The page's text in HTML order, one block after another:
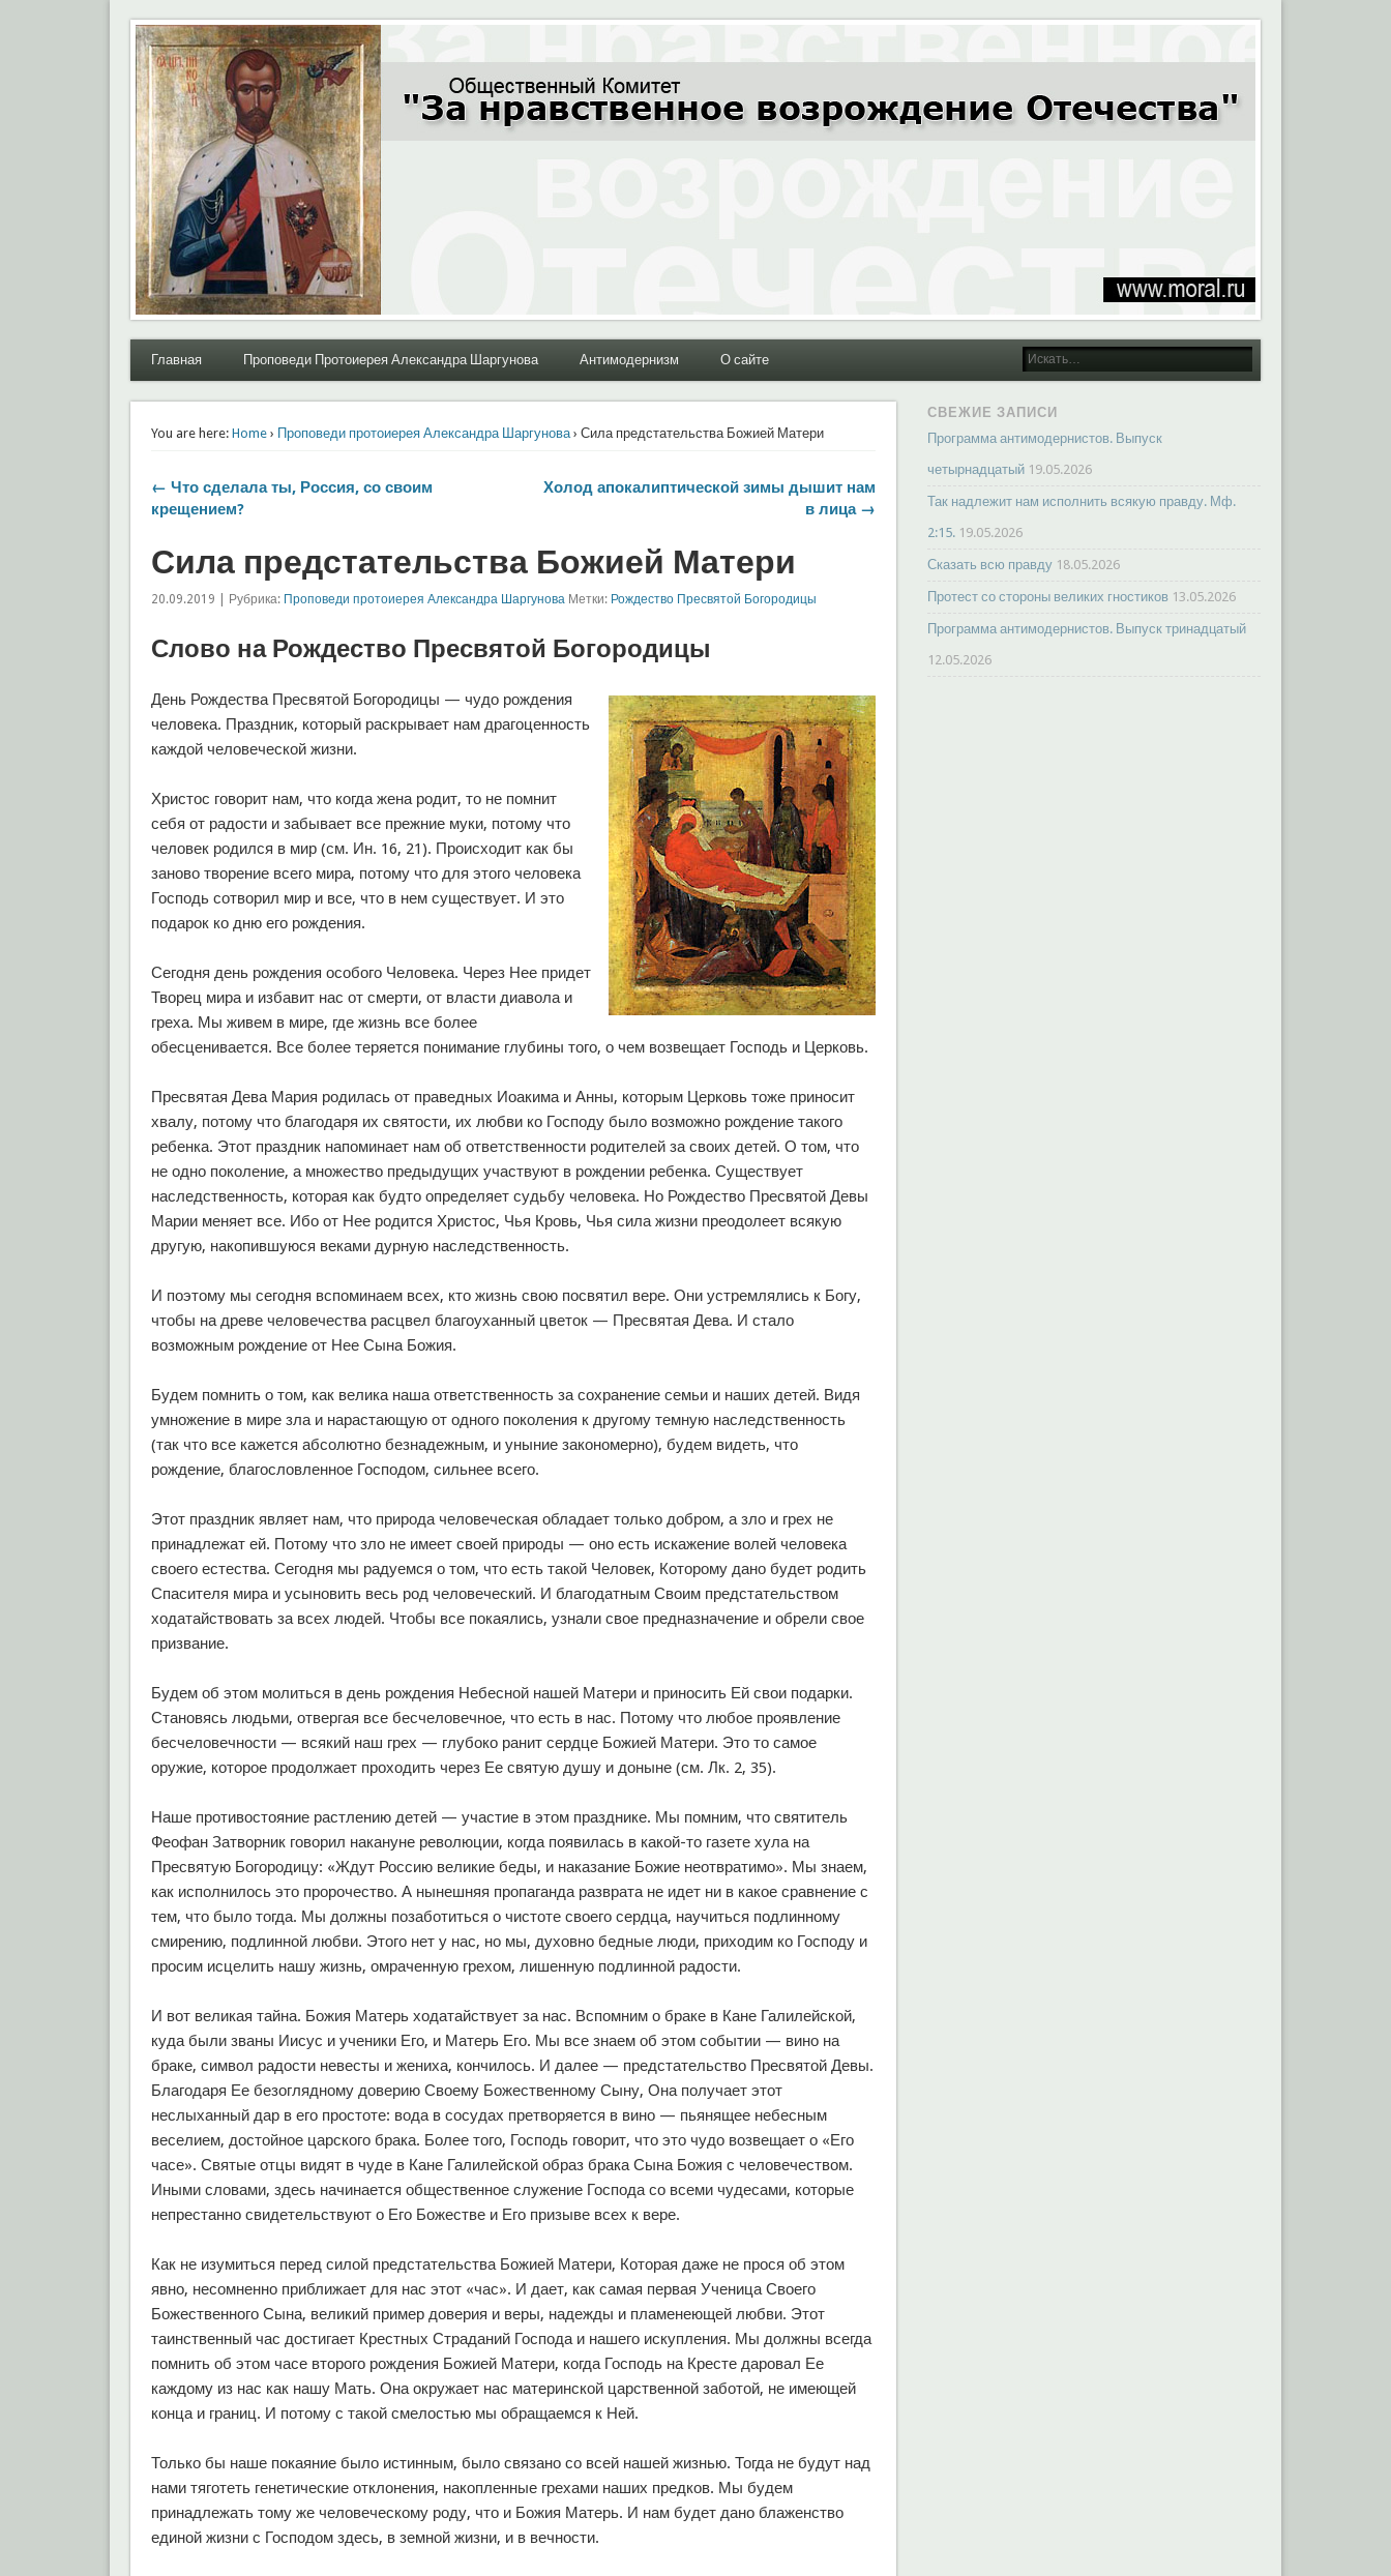
Moral.Ru
Общественный Комитет "За нравственное возрождение Отечества"
Главная Проповеди Протоиерея Александра Шаргунова Антимодернизм О сайте
You are here: Home› Проповеди протоиерея Александра Шаргунова› Сила предстательства Божией Матери
← Что сделала ты, Россия, со своим
крещением?
Холод апокалиптической зимы дышит нам
в лица →
Сила предстательства Божией Матери
20.09.2019 | Рубрика: Проповеди протоиерея Александра ШаргуноваМетки: Рождество Пресвятой Богородицы
Слово на Рождество Пресвятой Богородицы
День Рождества Пресвятой Богородицы — чудо рождения
человека. Праздник, который раскрывает нам драгоценность
каждой человеческой жизни.
Христос говорит нам, что когда жена родит, то не помнит
себя от радости и забывает все прежние муки, потому что
человек родился в мир (см. Ин. 16, 21). Происходит как бы
заново творение всего мира, потому что для этого человека
Господь сотворил мир и все, что в нем существует. И это
подарок ко дню его рождения.
Сегодня день рождения особого Человека. Через Нее придет
Творец мира и избавит нас от смерти, от власти диавола и
греха. Мы живем в мире, где жизнь все более
обесценивается. Все более теряется понимание глубины того, о чем возвещает Господь и Церковь.
Пресвятая Дева Мария родилась от праведных Иоакима и Анны, которым Церковь тоже приносит
хвалу, потому что благодаря их святости, их любви ко Господу было возможно рождение такого
ребенка. Этот праздник напоминает нам об ответственности родителей за своих детей. О том, что
не одно поколение, а множество предыдущих участвуют в рождении ребенка. Существует
наследственность, которая как будто определяет судьбу человека. Но Рождество Пресвятой Девы
Марии меняет все. Ибо от Нее родится Христос, Чья Кровь, Чья сила жизни преодолеет всякую
другую, накопившуюся веками дурную наследственность.
И поэтому мы сегодня вспоминаем всех, кто жизнь свою посвятил вере. Они устремлялись к Богу,
чтобы на древе человечества расцвел благоуханный цветок — Пресвятая Дева. И стало
возможным рождение от Нее Сына Божия.
Будем помнить о том, как велика наша ответственность за сохранение семьи и наших детей. Видя
умножение в мире зла и нарастающую от одного поколения к другому темную наследственность
(так что все кажется абсолютно безнадежным, и уныние закономерно), будем видеть, что
рождение, благословленное Господом, сильнее всего.
Этот праздник являет нам, что природа человеческая обладает только добром, а зло и грех не
принадлежат ей. Потому что зло не имеет своей природы — оно есть искажение волей человека
своего естества. Сегодня мы радуемся о том, что есть такой Человек, Которому дано будет родить
Спасителя мира и усыновить весь род человеческий. И благодатным Своим предстательством
ходатайствовать за всех людей. Чтобы все покаялись, узнали свое предназначение и обрели свое
призвание.
Будем об этом молиться в день рождения Небесной нашей Матери и приносить Ей свои подарки.
Становясь людьми, отвергая все бесчеловечное, что есть в нас. Потому что любое проявление
бесчеловечности — всякий наш грех — глубоко ранит сердце Божией Матери. Это то самое
оружие, которое продолжает проходить через Ее святую душу и доныне (см. Лк. 2, 35).
Наше противостояние растлению детей — участие в этом празднике. Мы помним, что святитель
Феофан Затворник говорил накануне революции, когда появилась в какой-то газете хула на
Пресвятую Богородицу: «Ждут Россию великие беды, и наказание Божие неотвратимо». Мы знаем,
как исполнилось это пророчество. А нынешняя пропаганда разврата не идет ни в какое сравнение с
тем, что было тогда. Мы должны позаботиться о чистоте своего сердца, научиться подлинному
смирению, подлинной любви. Этого нет у нас, но мы, духовно бедные люди, приходим ко Господу и
просим исцелить нашу жизнь, омраченную грехом, лишенную подлинной радости.
И вот великая тайна. Божия Матерь ходатайствует за нас. Вспомним о браке в Кане Галилейской,
куда были званы Иисус и ученики Его, и Матерь Его. Мы все знаем об этом событии — вино на
браке, символ радости невесты и жениха, кончилось. И далее — предстательство Пресвятой Девы.
Благодаря Ее безоглядному доверию Своему Божественному Сыну, Она получает этот
неслыханный дар в его простоте: вода в сосудах претворяется в вино — пьянящее небесным
веселием, достойное царского брака. Более того, Господь говорит, что это чудо возвещает о «Его
часе». Святые отцы видят в чуде в Кане Галилейской образ брака Сына Божия с человечеством.
Иными словами, здесь начинается общественное служение Господа со всеми чудесами, которые
непрестанно свидетельствуют о Его Божестве и Его призыве всех к вере.
Как не изумиться перед силой предстательства Божией Матери, Которая даже не прося об этом
явно, несомненно приближает для нас этот «час». И дает, как самая первая Ученица Своего
Божественного Сына, великий пример доверия и веры, надежды и пламенеющей любви. Этот
таинственный час достигает Крестных Страданий Господа и нашего искупления. Мы должны всегда
помнить об этом часе второго рождения Божией Матери, когда Господь на Кресте даровал Ее
каждому из нас как нашу Мать. Она окружает нас материнской царственной заботой, не имеющей
конца и границ. И потому с такой смелостью мы обращаемся к Ней.
Только бы наше покаяние было истинным, было связано со всей нашей жизнью. Тогда не будут над
нами тяготеть генетические отклонения, накопленные грехами наших предков. Мы будем
принадлежать тому же человеческому роду, что и Божия Матерь. И нам будет дано блаженство
единой жизни с Господом здесь, в земной жизни, и в вечности.
СВЕЖИЕ ЗАПИСИ
Программа антимодернистов. Выпуск
четырнадцатый 19.05.2026
Так надлежит нам исполнить всякую правду. Мф.
2:15. 19.05.2026
Сказать всю правду 18.05.2026
Протест со стороны великих гностиков 13.05.2026
Программа антимодернистов. Выпуск тринадцатый
12.05.2026